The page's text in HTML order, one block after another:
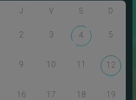
J V S D
2 3 4 5
9 10 11 12
16 17 18 19